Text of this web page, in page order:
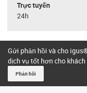
Trực tuyến
24h
Gửi phản hồi và cho
dịch vụ tốt hơn cho khách
Phản hồi